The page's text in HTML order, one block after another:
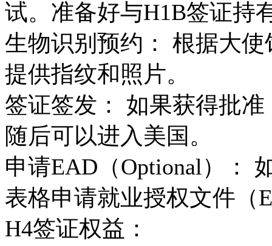
试。准备好与H1B签证持
生物识别预约： 根据大
提供指纹和照片。
签证签发： 如果获得批
随后可以进入美国。
申请EAD（Optional）：
表格申请就业授权文件（
H4签证权益：